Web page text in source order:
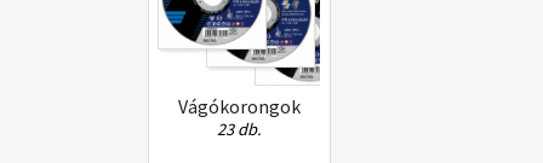
Vágókorongok
23 db.